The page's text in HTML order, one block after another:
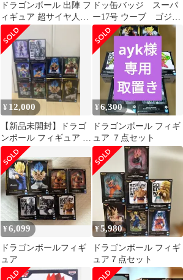
ドラゴンボール 出陣 フ
ィギュア 超サイヤ人ト
ランクス 超サイヤ人ゴ
ジータ 2点
ドッ缶バッジ スーパ
ー17号 ウーブ ゴジー
タ4
¥ 12,000
【新品未開封】ドラゴ
ンボール フィギュア 10
体 まとめ売り ゴジータ
ブロリー
¥6,300
ドラゴンボール フィギ
ュア ７点セット
¥6,099
ドラゴンボールフィギ
ュア
¥5,980
ドラゴンボール フィギ
ュア７点セット